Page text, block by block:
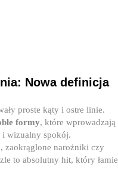
Nowa definicja
proste kąty i ostre linie.
formy, które wprowadzają
i wizualny spokój.
zaokrąglone narożniki czy
to absolutny hit, który łamie